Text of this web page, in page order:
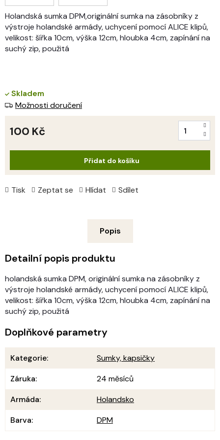
Holandská sumka DPM,originální sumka na zásobníky z
výstroje holandské armády, uchycení pomocí ALICE klipů,
velikost: šířka 10cm, výška 12cm, hloubka 4cm, zapínání na
suchý zip, použitá
Tisk Zeptat se Hlídat Sdílet
Skladem
Možnosti doručení
100 Kč
Přidat do košíku
Popis
Detailní popis produktu
holandská sumka DPM, originální sumka na zásobníky z
výstroje holandské armády, uchycení pomocí ALICE klipů,
velikost: šířka 10cm, výška 12cm, hloubka 4cm, zapínání na
suchý zip, použitá
Doplňkové parametry
Kategorie:
Sumky, kapsičky
Záruka:
24 měsíců
Armáda:
Holandsko
Barva: DPM